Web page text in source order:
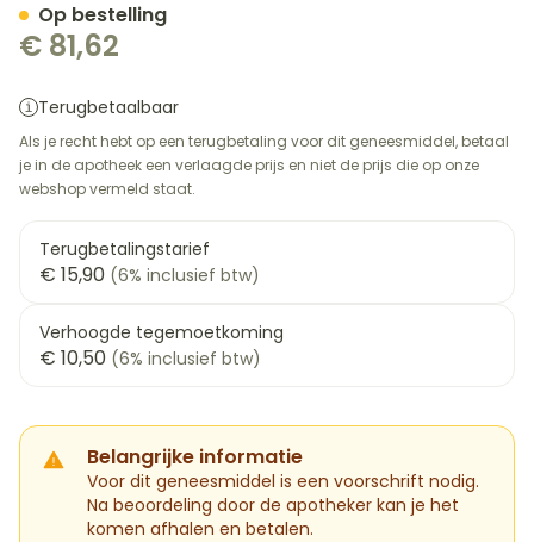
€ 81,62
Terugbetaalbaar
Als je recht hebt op een terugbetaling voor dit geneesmiddel, betaal
je in de apotheek een verlaagde prijs en niet de prijs die op onze
webshop vermeld staat.
Terugbetalingstarief
€ 15,90 (6% inclusief btw)
Verhoogde tegemoetkoming
€ 10,50 (6% inclusief btw)
Belangrijke informatie
Voor dit geneesmiddel is een voorschrift nodig.
Na beoordeling door de apotheker kan je het
komen afhalen en betalen.
Op bestelling